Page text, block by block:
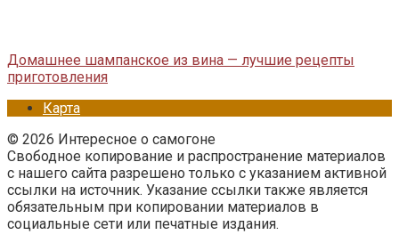
Домашнее шампанское из вина — лучшие рецепты
приготовления
Карта
© 2026 Интересное о самогоне
Свободное копирование и распространение материалов
с нашего сайта разрешено только с указанием активной
ссылки на источник. Указание ссылки также является
обязательным при копировании материалов в
социальные сети или печатные издания.